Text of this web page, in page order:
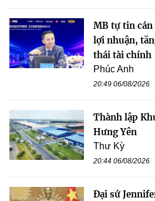
MB tự tin
lợi nhuận,
thái tài chính
Phúc Anh
20:49 06/08/2026
Thành lập
Hưng Yên
Thư Kỳ
20:44 06/08/2026
Đại sứ